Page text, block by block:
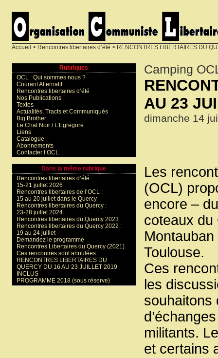
Accueil > Rencontres libertaires d’été > RENCONTRES LIBERTAIRES DU
Camping
AU 23
dimanche 14
Les
(OCL)
encore –
coteaux du
Toulouse.
Ces
les
souhaitons
militants.
et certains
Rubriques
OCL : Qui sommes nous ?
Courant Alternatif
Rencontres libertaires d’été
Nos Publications
Textes
Actualités, Tracts et Communiqués
Big Brother
Le Chat Noir / L’Egregore
Liens
Catalogue
Abonnements
Contacter l’OCL
Dans la même rubrique
Rencontres libertaires d’été :
15-21 juillet 2026
Rencontres libertaires de l’OCL :
15 au 20 juillet dans le Quercy
Rencontres libertaires du Quercy :
23-28 juillet 2024
Rencontres libertaires du Quercy 2023
Rencontres libertaires du Quercy 2022 :
19 au 24 juillet
Demandez le programme
Rencontres Libertaires du Quercy (2021)
Ces rencontres sont annulées
RENCONTRES LIBERTAIRES DU
QUERCY DU 16 AU 23 JUILLET 2019
INCLUS
PROGRAMME 2018 (sous réserve)